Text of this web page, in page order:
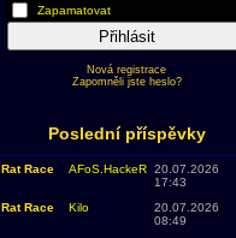
Zapamatovat
Přihlásit
Nová registrace
Zapomněli jste heslo?
Poslední příspěvky
Rat Race AFoS.HackeR 20.07.2026
17:43
Rat Race
Kilo
20.07.2026
08:49